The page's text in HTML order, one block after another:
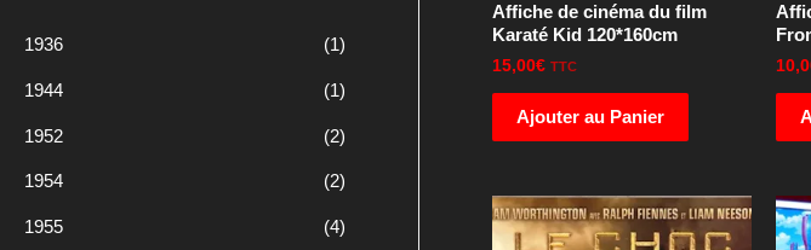
r
c
h
o
1936 (1)
1944 (1)
1952 (2)
1954 (2)
1955 (4)
Affiche de cinéma du film
Karaté Kid 120*160cm
15,00€ TTC
Ajouter au Panier